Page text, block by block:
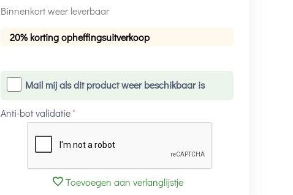
Binnenkort weer leverbaar
20% korting opheffingsuitverkoop
Mail mij als dit product weer beschikbaar is
Anti-bot validatie
Toevoegen aan verlanglijstje